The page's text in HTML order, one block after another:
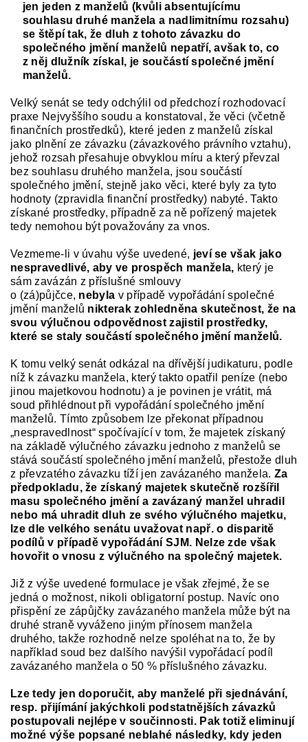
jen jeden z manželů (kvůli absentujícímu
souhlasu druhé manžela a nadlimitnímu rozsahu)
se štěpí tak, že dluh z tohoto závazku do
společného jmění manželů nepatří, avšak to, co
z něj dlužník získal, je součástí společné jmění
manželů.
Velký senát se tedy odchýlil od předchozí rozhodovací
praxe Nejvyššího soudu a konstatoval, že věci (včetně
finančních prostředků), které jeden z manželů získal
jako plnění ze závazku (závazkového právního vztahu),
jehož rozsah přesahuje obvyklou míru a který převzal
bez souhlasu druhého manžela, jsou součástí
společného jmění, stejně jako věci, které byly za tyto
hodnoty (zpravidla finanční prostředky) nabyté. Takto
získané prostředky, případně za ně pořízený majetek
tedy nemohou být považovány za vnos.
Vezmeme-li v úvahu výše uvedené, jeví se však jako
nespravedlivé, aby ve prospěch manžela, který je
sám zavázán z příslušné smlouvy
o (zá)půjčce, nebyla v případě vypořádání společné
jmění manželů nikterak zohledněna skutečnost, že na
svou výlučnou odpovědnost zajistil prostředky,
které se staly součástí společného jmění manželů.
K tomu velký senát odkázal na dřívější judikaturu, podle
níž k závazku manžela, který takto opatřil peníze (nebo
jinou majetkovou hodnotu) a je povinen je vrátit, má
soud přihlédnout při vypořádání společného jmění
manželů. Tímto způsobem lze překonat případnou
„nespravedlnost“ spočívající v tom, že majetek získaný
na základě výlučného závazku jednoho z manželů se
stává součástí společného jmění manželů, přestože dluh
z převzatého závazku tíží jen zavázaného manžela.Za
předpokladu, že získaný majetek skutečně rozšířil
masu společného jmění a zavázaný manžel uhradil
nebo má uhradit dluh ze svého výlučného majetku,
lze dle velkého senátu uvažovat např. o disparitě
podílů v případě vypořádání SJM. Nelze zde však
hovořit o vnosu z výlučného na společný majetek.
Již z výše uvedené formulace je však zřejmé, že se
jedná o možnost, nikoli obligatorní postup. Navíc ono
přispění ze zápůjčky zavázaného manžela může být na
druhé straně vyváženo jiným přínosem manžela
druhého, takže rozhodně nelze spoléhat na to, že by
například soud bez dalšího navýšil vypořádací podíl
zavázaného manžela o 50 % příslušného závazku.
Lze tedy jen doporučit, aby manželé při sjednávání,
resp. přijímání jakýchkoli podstatnějších závazků
postupovali nejlépe v součinnosti. Pak totiž eliminují
možné výše popsané neblahé následky, kdy jeden